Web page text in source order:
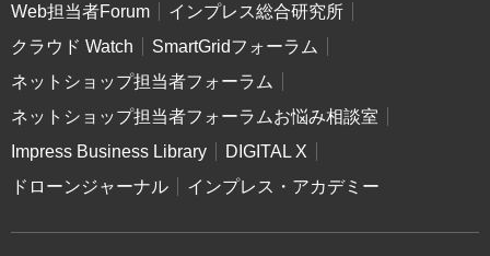
Web担当者Forum
インプレス総合研究所
クラウド Watch
SmartGridフォーラム
ネットショップ担当者フォーラム
ネットショップ担当者フォーラムお悩み相談室
Impress Business Library
DIGITAL X
ドローンジャーナル
インプレス・アカデミー